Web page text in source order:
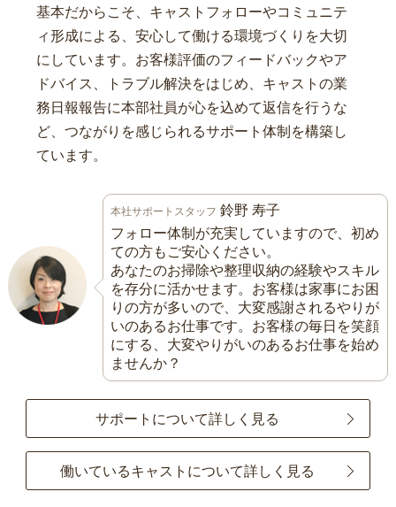
基本だからこそ、キャストフォローやコミュニテ
ィ形成による、安心して働ける環境づくりを大切
にしています。お客様評価のフィードバックやア
ドバイス、トラブル解決をはじめ、キャストの業
務日報報告に本部社員が心を込めて返信を行うな
ど、つながりを感じられるサポート体制を構築し
ています。
本社サポートスタッフ 鈴野 寿子
フォロー体制が充実していますので、初め
ての方もご安心ください。
あなたのお掃除や整理収納の経験やスキル
を存分に活かせます。お客様は家事にお困
りの方が多いので、大変感謝されるやりが
いのあるお仕事です。お客様の毎日を笑顔
にする、大変やりがいのあるお仕事を始め
ませんか？
サポートについて詳しく見る
働いているキャストについて詳しく見る